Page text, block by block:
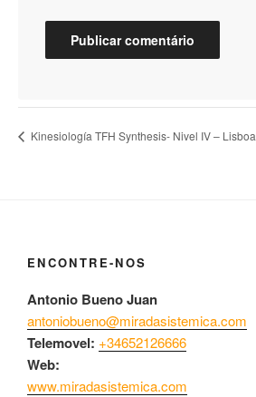
Kinesiología TFH Synthesis- Nivel IV – Lisboa
ENCONTRE-NOS
Antonio Bueno Juan
antoniobueno@miradasistemica.com
Telemovel: +34652126666
Web:
www.miradasistemica.com